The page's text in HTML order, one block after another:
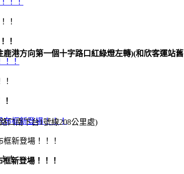
！
！
新登場！！！
新登場！！！
港方向第一個十字路口紅綠燈左轉)(和欣客運站舊
口南下台1號線208公里處)
！